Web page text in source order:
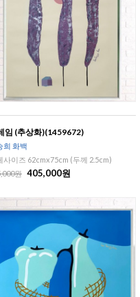
임 (추상화)(1459672)
희 화백
사이즈 62cmx75cm (두께 2.5cm)
원 405,000원